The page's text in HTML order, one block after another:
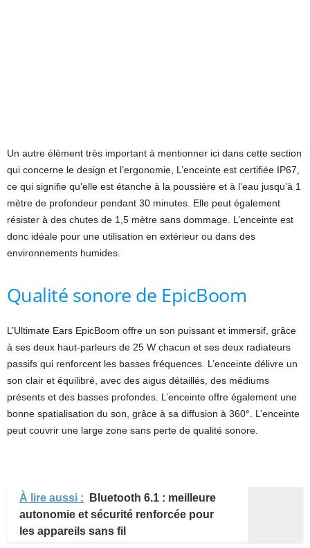
Un autre élément très important à mentionner ici dans cette section
qui concerne le design et l’ergonomie, L’enceinte est certifiée IP67,
ce qui signifie qu’elle est étanche à la poussière et à l’eau jusqu’à 1
mètre de profondeur pendant 30 minutes. Elle peut également
résister à des chutes de 1,5 mètre sans dommage. L’enceinte est
donc idéale pour une utilisation en extérieur ou dans des
environnements humides.
Qualité sonore de EpicBoom
L’Ultimate Ears EpicBoom offre un son puissant et immersif, grâce
à ses deux haut-parleurs de 25 W chacun et ses deux radiateurs
passifs qui renforcent les basses fréquences. L’enceinte délivre un
son clair et équilibré, avec des aigus détaillés, des médiums
présents et des basses profondes. L’enceinte offre également une
bonne spatialisation du son, grâce à sa diffusion à 360°. L’enceinte
peut couvrir une large zone sans perte de qualité sonore.
À lire aussi :
Bluetooth 6.1 : meilleure
autonomie et sécurité renforcée pour
les appareils sans fil